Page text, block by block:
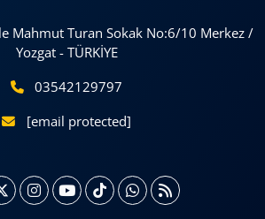
Mahmut Turan Sokak No:6/10 Merkez /
Yozgat - TÜRKİYE
03542129797
[email protected]